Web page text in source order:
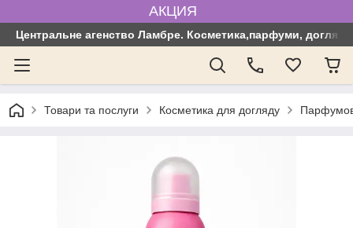
АКЦИЯ
Центральне агенство Ламбре. Косметика,парфуми, догляд
Товари та послуги Косметика для догляду